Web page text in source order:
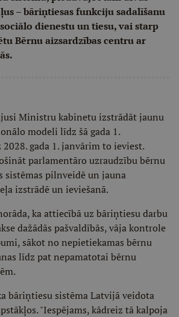
– bāriņtiesas funkciju sadalīšanu
dienestu un tiesu, vai starp
Bērnu aizsardzības centru ar
Ministru kabinetu izstrādāt jaunu
modeli līdz šā gada 1.
gada 1. janvārim to ieviest.
parlamentāro uzraudzību bērnu
sistēmas pilnveidē un jauna
izstrādē un ieviešanā.
ka attiecībā uz bāriņtiesu darbu
dažādās pašvaldībās, vāja kontrole
sākot no nepietiekamas bērnu
līdz pat nepamatotai bērnu
bāriņtiesu sistēma Latvijā veidota
"Iespējams, kādreiz tā kalpoja